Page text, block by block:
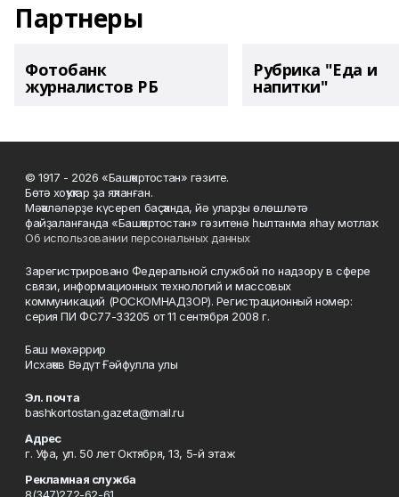
Партнеры
Фотобанк
журналистов РБ
Рубрика "Еда и
напитки"
© 1917 - 2026 «Башҡортостан» гәзите.
Бөтә хоҡуҡтар ҙа яҡланған.
Мәҡәләләрҙе күсереп баҫҡанда, йә уларҙы өлөшләтә
файҙаланғанда «Башҡортостан» гәзитенә һылтанма яһау мотлаҡ.
Об использовании персональных данных
Зарегистрировано Федеральной службой по надзору в сфере
связи, информационных технологий и массовых
коммуникаций (РОСКОМНАДЗОР). Регистрационный номер:
серия ПИ ФС77-33205 от 11 сентября 2008 г.
Баш мөхәррир
Исхаҡов Вәдүт Ғәйфулла улы
Эл. почта
bashkortostan.gazeta@mail.ru
Адрес
г. Уфа, ул. 50 лет Октября, 13, 5-й этаж
Рекламная служба
8(347)272-62-61